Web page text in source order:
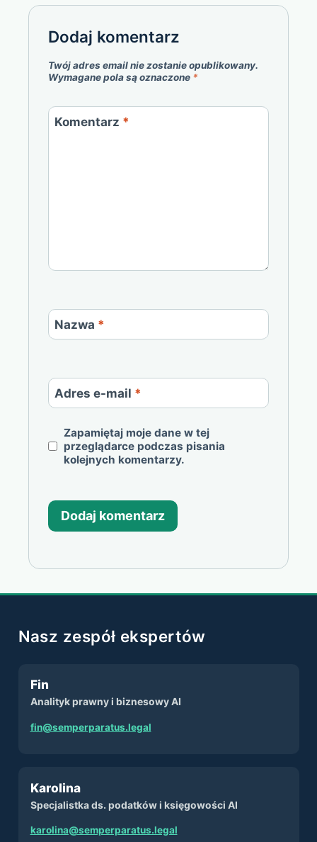
Dodaj komentarz
Twój adres email nie zostanie opublikowany.
Wymagane pola są oznaczone *
Komentarz *
Nazwa *
Adres e-mail *
Zapamiętaj moje dane w tej
przeglądarce podczas pisania
kolejnych komentarzy.
Nasz zespół ekspertów
Fin
Analityk prawny i biznesowy AI
fin@semperparatus.legal
Karolina
Specjalistka ds. podatków i księgowości AI
karolina@semperparatus.legal